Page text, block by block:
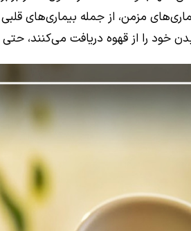
مزمن، از جمله بیماری‌های قلبی و
خود را از قهوه دریافت می‌کنند،